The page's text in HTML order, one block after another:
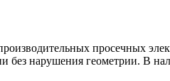
просечных
без нарушения геометрии. В